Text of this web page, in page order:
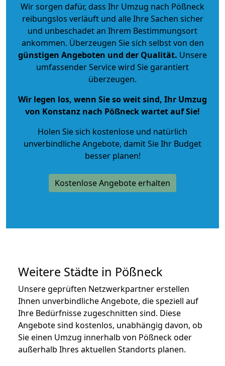
Wir sorgen dafür, dass Ihr Umzug nach Pößneck
reibungslos verläuft und alle Ihre Sachen sicher
und unbeschadet an Ihrem Bestimmungsort
ankommen. Überzeugen Sie sich selbst von den
günstigen Angeboten und der Qualität. Unsere
umfassender Service wird Sie garantiert
überzeugen.
Wir legen los, wenn Sie so weit sind, Ihr Umzug
von Konstanz nach Pößneck wartet auf Sie!
Holen Sie sich kostenlose und natürlich
unverbindliche Angebote, damit Sie Ihr Budget
besser planen!
Kostenlose Angebote erhalten
Weitere Städte in Pößneck
Unsere geprüften Netzwerkpartner erstellen
Ihnen unverbindliche Angebote, die speziell auf
Ihre Bedürfnisse zugeschnitten sind. Diese
Angebote sind kostenlos, unabhängig davon, ob
Sie einen Umzug innerhalb von Pößneck oder
außerhalb Ihres aktuellen Standorts planen.